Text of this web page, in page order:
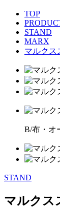
TOP
STAND
MARX
マルクス
B/布・オ
STAND
マルクス